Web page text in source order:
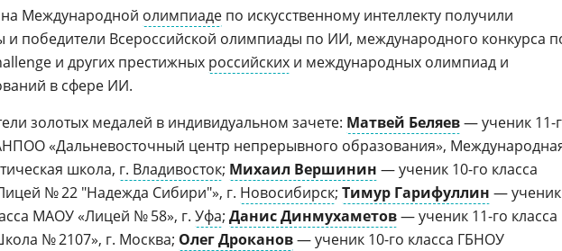
Международной олимпиаде по искусственному интеллекту получили
и победители Всероссийской олимпиады по ИИ, международного конкурса
и других престижных российских и международных олимпиад и
в сфере ИИ.
золотых медалей в индивидуальном зачете: Матвей Беляев— ученик 11-
«Дальневосточный центр непрерывного образования»,
школа, г. Владивосток; Михаил Вершинин — ученик 10-го класса
№ 22 "Надежда Сибири"», г. Новосибирск; Тимур Гарифуллин — ученик
МАОУ «Лицей № 58», г. Уфа; Данис Динмухаметов— ученик 11-го класса
№ 2107», г. Москва; Олег Дроканов— ученик 10-го класса ГБНОУ